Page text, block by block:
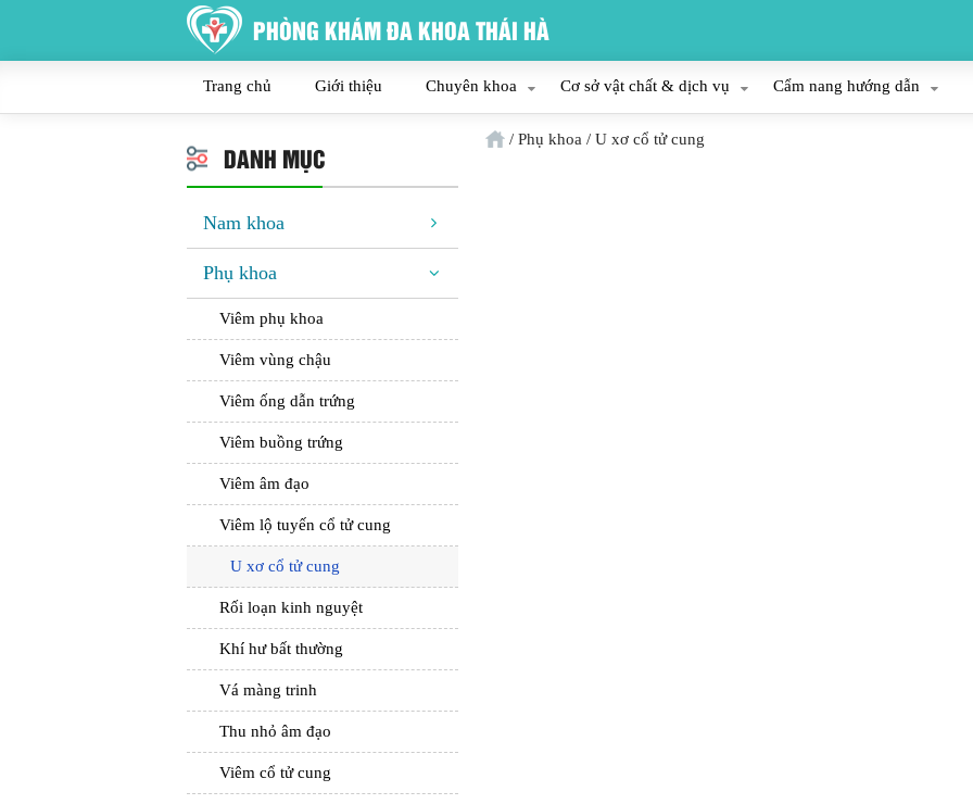
PHÒNG KHÁM ĐA KHOA THÁI HÀ
Trang chủ Giới thiệu Chuyên khoa Cơ sở vật chất & dịch vụ Cẩm nang hướng dẫn
/ Phụ khoa / U xơ cổ tử cung
DANH MỤC
Nam khoa
Phụ khoa
Viêm phụ khoa
Viêm vùng chậu
Viêm ống dẫn trứng
Viêm buồng trứng
Viêm âm đạo
Viêm lộ tuyến cổ tử cung
U xơ cổ tử cung
Rối loạn kinh nguyệt
Khí hư bất thường
Vá màng trinh
Thu nhỏ âm đạo
Viêm cổ tử cung